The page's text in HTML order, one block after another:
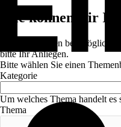
Wie können wir
Damit wir Ihnen bestmöglich
bitte Ihr Anliegen.
Bitte wählen Sie einen
Kategorie
Um welches Thema handelt es
Thema